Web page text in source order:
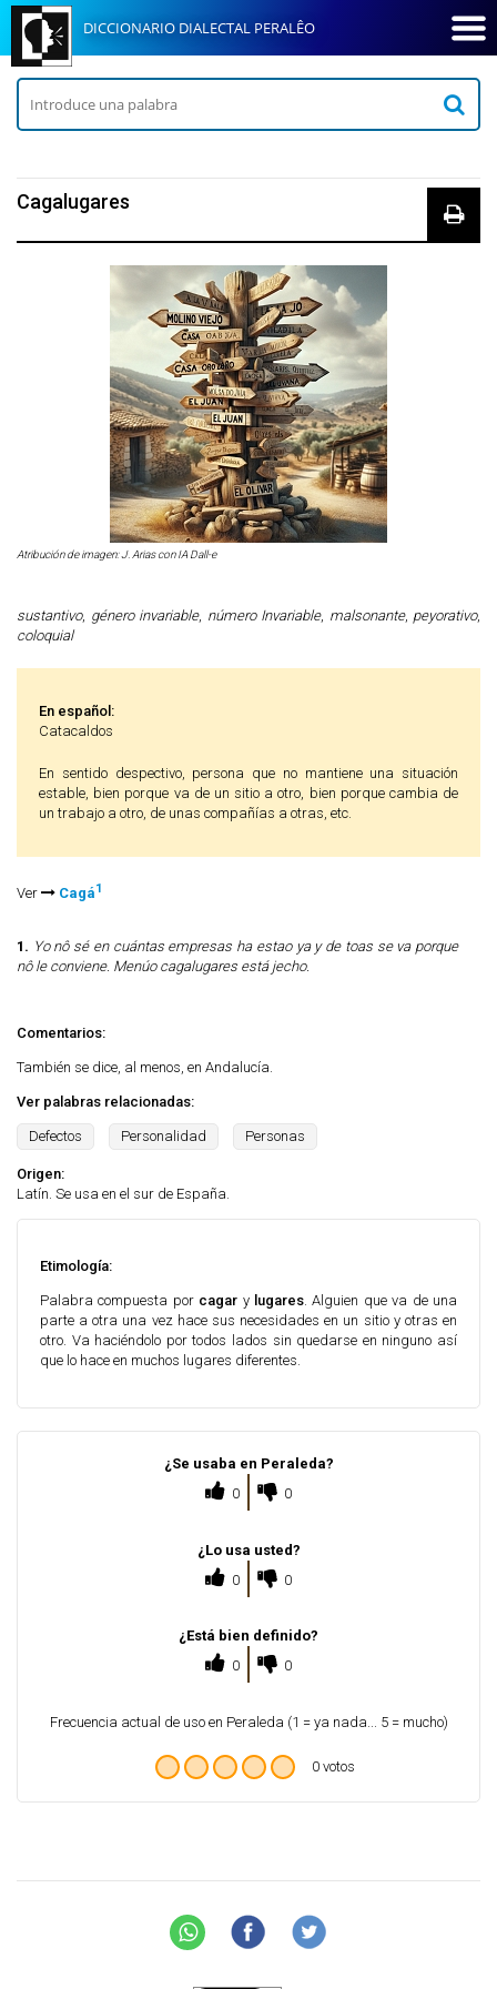
DICCIONARIO DIALECTAL PERALÊO
Cagalugares
Atribución de imagen: J. Arias con IA Dall-e
sustantivo, género invariable, número Invariable, malsonante, peyorativo,
coloquial
En español:
Catacaldos
En sentido despectivo, persona que no mantiene una situación
estable, bien porque va de un sitio a otro, bien porque cambia de
un trabajo a otro, de unas compañías a otras, etc.
Ver Cagá1
1. Yo nô sé en cuántas empresas ha estao ya y de toas se va porque
nô le conviene. Menúo cagalugares está jecho.
Comentarios:
También se dice, al menos, en Andalucía.
Ver palabras relacionadas:
Defectos Personalidad Personas
Origen:
Latín. Se usa en el sur de España.
Etimología:
Palabra compuesta por cagar y lugares. Alguien que va de una
parte a otra una vez hace sus necesidades en un sitio y otras en
otro. Va haciéndolo por todos lados sin quedarse en ninguno así
que lo hace en muchos lugares diferentes.
¿Se usaba en Peraleda?
0
0
¿Lo usa usted?
0
0
¿Está bien definido?
0
0
Frecuencia actual de uso en Peraleda (1 = ya nada... 5 = mucho)
0 votos